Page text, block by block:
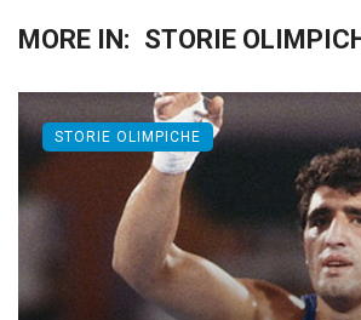
MORE IN: STORIE
STORIE OLIMPICHE